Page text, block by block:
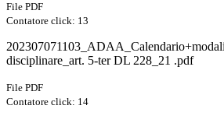
File PDF
Contatore click: 13
disciplinare_art. 5-ter DL 228_21 .pdf
File PDF
Contatore click: 14